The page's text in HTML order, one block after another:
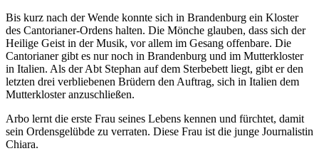
Bis kurz nach der Wende konnte sich in Brandenburg ein Kloster
des Cantorianer-Ordens halten. Die Mönche glauben, dass sich der
Heilige Geist in der Musik, vor allem im Gesang offenbare. Die
Cantorianer gibt es nur noch in Brandenburg und im Mutterkloster
in Italien. Als der Abt Stephan auf dem Sterbebett liegt, gibt er den
letzten drei verbliebenen Brüdern den Auftrag, sich in Italien dem
Mutterkloster anzuschließen.
Arbo lernt die erste Frau seines Lebens kennen und fürchtet, damit
sein Ordensgelübde zu verraten. Diese Frau ist die junge Journalistin
Chiara.